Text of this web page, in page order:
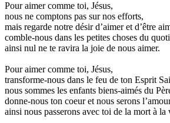
Pour aimer comme toi, Jésus,
nous ne comptons pas sur nos efforts,
mais regarde notre désir d’aimer et d’être
comble-nous dans les petites choses du
ainsi nul ne te ravira la joie de nous aimer.
Pour aimer comme toi, Jésus,
transforme-nous dans le feu de ton Esprit
nous sommes les enfants biens-aimés du
donne-nous ton coeur et nous serons
ainsi nous passerons avec toi de la mort à la